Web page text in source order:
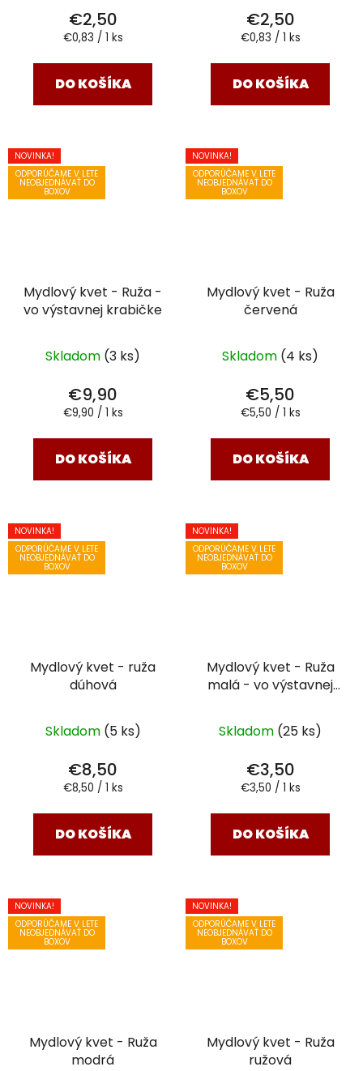
€2,50
Jednotková
€0,83 / 1 ks
DO KOŠÍKA
€2,50
Jednotková
€0,83 / 1 ks
DO KOŠÍKA
NOVINKA!
ODPORÚČAME V LETE
NEOBJEDNÁVAŤ DO
BOXOV
Mydlový kvet - Ruža -
vo výstavnej krabičke
Skladom (3 ks)
€9,90
Jednotková
€9,90 / 1 ks
DO KOŠÍKA
NOVINKA!
ODPORÚČAME V LETE
NEOBJEDNÁVAŤ DO
BOXOV
Mydlový kvet - Ruža
červená
Skladom (4 ks)
€5,50
Jednotková
€5,50 / 1 ks
DO KOŠÍKA
NOVINKA!
ODPORÚČAME V LETE
NEOBJEDNÁVAŤ DO
BOXOV
Mydlový kvet - ruža
dúhová
Skladom (5 ks)
€8,50
Jednotková
€8,50 / 1 ks
DO KOŠÍKA
NOVINKA!
ODPORÚČAME V LETE
NEOBJEDNÁVAŤ DO
BOXOV
Mydlový kvet - Ruža
malá - vo výstavnej
Skladom (25 ks)
€3,50
Jednotková
€3,50 / 1 ks
DO KOŠÍKA
NOVINKA!
ODPORÚČAME V LETE
NEOBJEDNÁVAŤ DO
BOXOV
Mydlový kvet - Ruža
modrá
NOVINKA!
ODPORÚČAME V LETE
NEOBJEDNÁVAŤ DO
BOXOV
Mydlový kvet - Ruža
ružová